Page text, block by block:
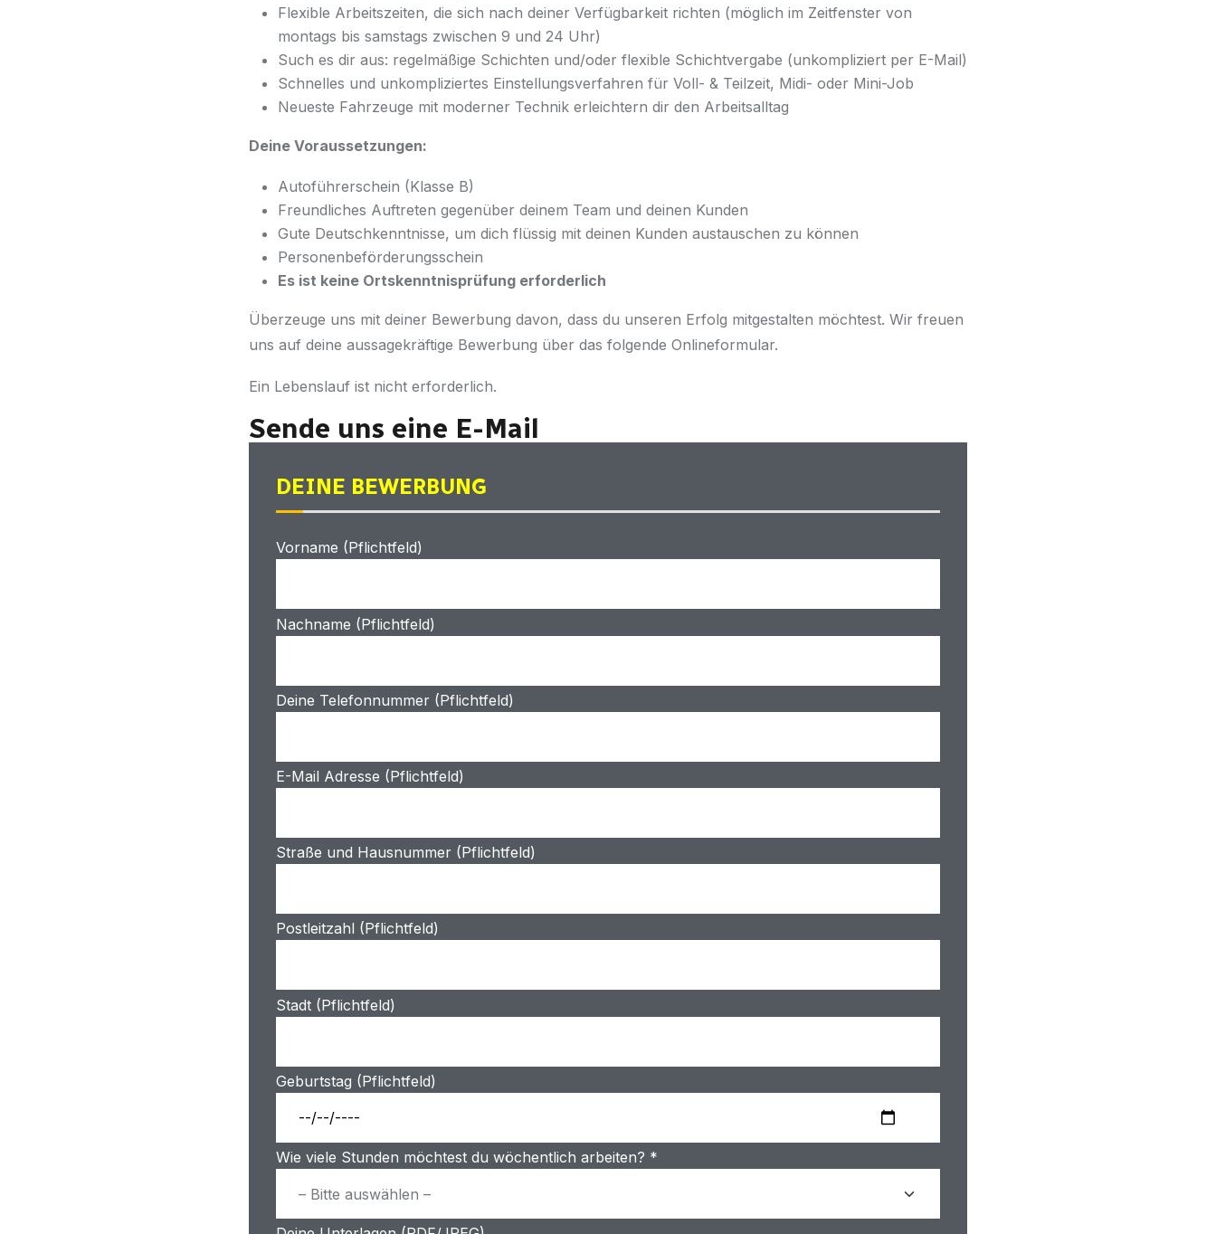
Flexible Arbeitszeiten, die sich nach deiner Verfügbarkeit richten (möglich im Zeitfenster von
montags bis samstags zwischen 9 und 24 Uhr)
Such es dir aus: regelmäßige Schichten und/oder flexible Schichtvergabe (unkompliziert per E-Mail)
Schnelles und unkompliziertes Einstellungsverfahren für Voll- & Teilzeit, Midi- oder Mini-Job
Neueste Fahrzeuge mit moderner Technik erleichtern dir den Arbeitsalltag
Deine Voraussetzungen:
Autoführerschein (Klasse B)
Freundliches Auftreten gegenüber deinem Team und deinen Kunden
Gute Deutschkenntnisse, um dich flüssig mit deinen Kunden austauschen zu können
Personenbeförderungsschein
Es ist keine Ortskenntnisprüfung erforderlich
Überzeuge uns mit deiner Bewerbung davon, dass du unseren Erfolg mitgestalten möchtest. Wir freuen
uns auf deine aussagekräftige Bewerbung über das folgende Onlineformular.
Ein Lebenslauf ist nicht erforderlich.
Sende uns eine E-Mail
DEINE BEWERBUNG
Vorname (Pflichtfeld)
Nachname (Pflichtfeld)
Deine Telefonnummer (Pflichtfeld)
E-Mail Adresse (Pflichtfeld)
Straße und Hausnummer (Pflichtfeld)
Postleitzahl (Pflichtfeld)
Stadt (Pflichtfeld)
Geburtstag (Pflichtfeld)
Wie viele Stunden möchtest du wöchentlich arbeiten? *